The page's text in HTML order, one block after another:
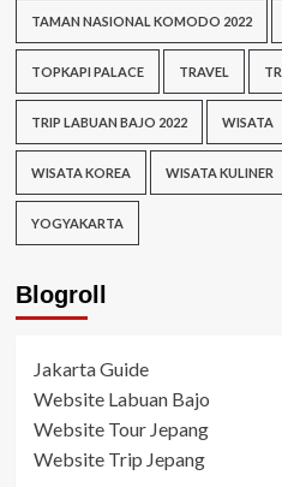
TAMAN NASIONAL KOMODO 2022
TOPKAPI PALACE TRAVEL
TRIP LABUAN BAJO 2022 WISATA
WISATA KOREA WISATA KULINER
YOGYAKARTA
Blogroll
Jakarta Guide
Website Labuan Bajo
Website Tour Jepang
Website Trip Jepang